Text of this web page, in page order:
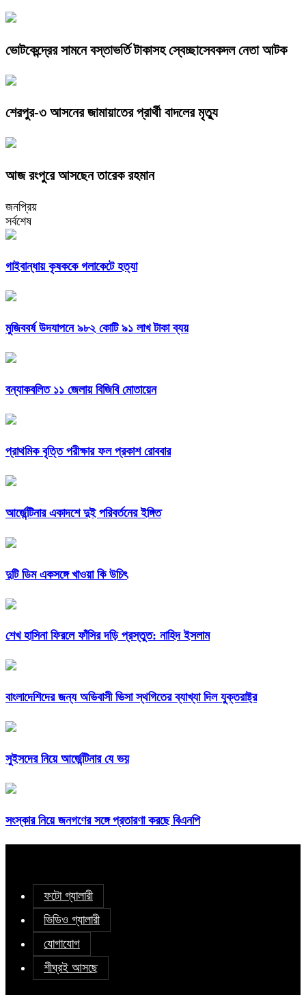
ভোটকেন্দ্রের সামনে বস্তাভর্তি টাকাসহ স্বেচ্ছাসেবকদল নেতা আটক
শেরপুর-৩ আসনের জামায়াতের প্রার্থী বাদলের মৃত্যু
আজ রংপুরে আসছেন তারেক রহমান
জনপ্রিয়
সর্বশেষ
গাইবান্ধায় কৃষককে গলাকেটে হত্যা
মুজিববর্ষ উদযাপনে ৯৮২ কোটি ৯১ লাখ টাকা ব্যয়
বন্যাকবলিত ১১ জেলায় বিজিবি মোতায়েন
প্রাথমিক বৃত্তি পরীক্ষার ফল প্রকাশ রোববার
আর্জেন্টিনার একাদশে দুই পরিবর্তনের ইঙ্গিত
দুটি ডিম একসঙ্গে খাওয়া কি উচিৎ
শেখ হাসিনা ফিরলে ফাঁসির দড়ি প্রস্তুত: নাহিদ ইসলাম
বাংলাদেশিদের জন্য অভিবাসী ভিসা স্থগিতের ব্যাখ্যা দিল যুক্তরাষ্ট্র
সুইসদের নিয়ে আর্জেন্টিনার যে ভয়
সংস্কার নিয়ে জনগণের সঙ্গে প্রতারণা করছে বিএনপি
ফটো গ্যালারী
ভিডিও গ্যালারী
যোগাযোগ
শীঘ্রই আসছে